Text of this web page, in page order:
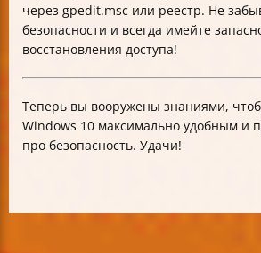
через gpedit.msc или реестр. Не
безопасности и всегда имейте
восстановления доступа!
Теперь вы вооружены знаниями,
Windows 10 максимально удобным и
про безопасность. Удачи!